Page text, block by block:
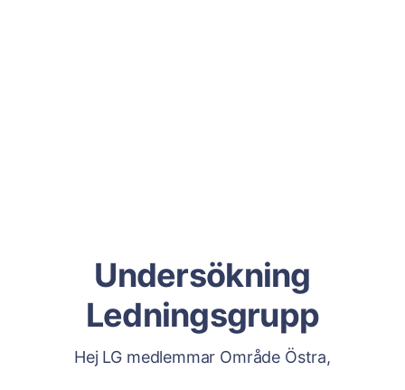
Undersökning
Ledningsgrupp
Hej LG medlemmar Område Östra,